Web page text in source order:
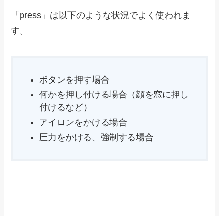
「press」は以下のような状況でよく使われま
す。
ボタンを押す場合
何かを押し付ける場合（顔を窓に押し
付けるなど）
アイロンをかける場合
圧力をかける、強制する場合